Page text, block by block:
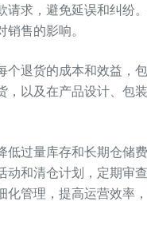
请求，避免延误和纠纷
售的影响。
个退货的成本和效益，
，以及在产品设计、包
低过量库存和长期仓储
动和清仓计划，定期审
管理，提高运营效率